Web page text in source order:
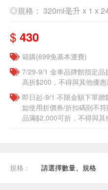
◎規格： 320ml毫升 x 1 x
$ 430
箱購(699免基本運費)
7/29-9/1 金車品牌館指定
高折$200，不得與其他優
即日起-9/1 不限金額下單
如使用折價券/折扣碼則不
品滿$2,000可折，不得與
規格： 請選擇數量、規格